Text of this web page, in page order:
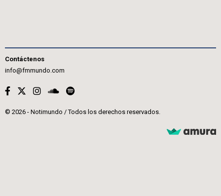
Contáctenos
info@fmmundo.com
© 2026 - Notimundo / Todos los derechos reservados.